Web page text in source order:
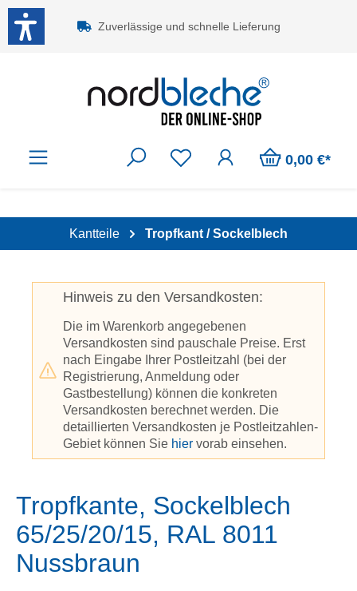
Zum Hauptinhalt springen
Zuverlässige und schnelle Lieferung
0,00 €*
Kantteile Tropfkant / Sockelblech
Hinweis zu den Versandkosten:
Die im Warenkorb angegebenen
Versandkosten sind pauschale Preise. Erst
nach Eingabe Ihrer Postleitzahl (bei der
Registrierung, Anmeldung oder
Gastbestellung) können die konkreten
Versandkosten berechnet werden. Die
detaillierten Versandkosten je Postleitzahlen-
Gebiet können Sie hier vorab einsehen.
Tropfkante, Sockelblech
65/25/20/15, RAL 8011
Nussbraun